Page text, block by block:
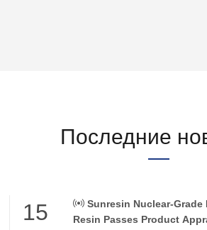
Последние
15
Sunresin Nuclear-Grade
Resin Passes Product